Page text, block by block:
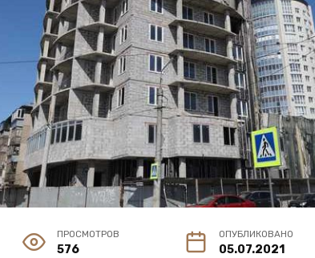
ПРОСМОТРОВ
576
ОПУБЛИКОВАНО
05.07.2021